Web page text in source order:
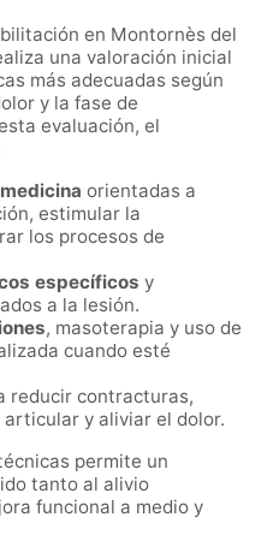
en Montornès del
una valoración inicial
más adecuadas según
y la fase de
evaluación, el
orientadas a
estimular la
los procesos de
específicos y
a la lesión.
, masoterapia y uso de
cuando esté
reducir contracturas,
y aliviar el dolor.
permite un
tanto al alivio
funcional a medio y